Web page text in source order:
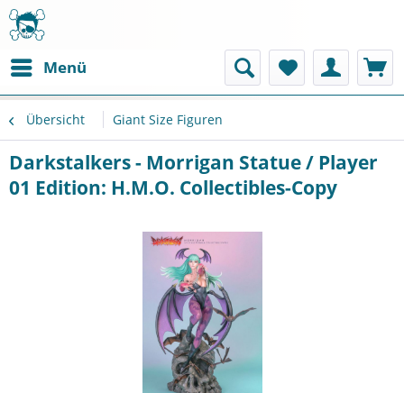
Menü
Übersicht Giant Size Figuren
Darkstalkers - Morrigan Statue / Player
01 Edition: H.M.O. Collectibles-Copy